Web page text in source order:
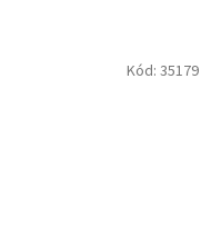
Kód: 35179